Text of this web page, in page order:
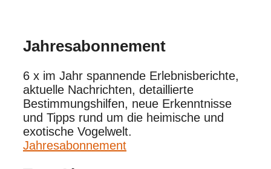
Jahres­abonnement
6 x im Jahr spannende Erlebnisberichte,
aktuelle Nachrichten, detaillierte
Bestimmungshilfen, neue Erkenntnisse
und Tipps rund um die heimische und
exotische Vogelwelt.
Jahresabonnement